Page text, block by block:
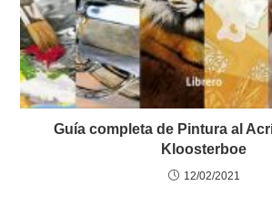
Guía completa de Pintura al
Kloosterboe
12/02/2021